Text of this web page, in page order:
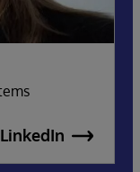
LinkedIn